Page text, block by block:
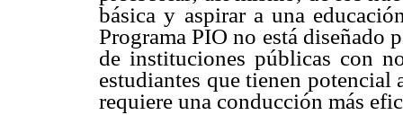
básica y aspirar a una
Programa PIO no está diseñado
de instituciones públicas con
estudiantes que tienen potencial
requiere una conducción más